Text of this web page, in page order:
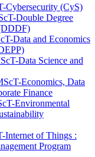
Cybersecurity (CyS)
Double Degree
Data and Economics
Data Science and
Economics, Data
Finance
Environmental
Internet of Things :
Program